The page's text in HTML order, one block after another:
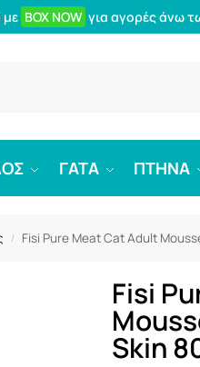
με BOX NOW για αγορές άνω
ΓΑΤΑ ΠΤΗΝΑ
/ Fisi Pure Meat Cat Adult
Fisi
Skin